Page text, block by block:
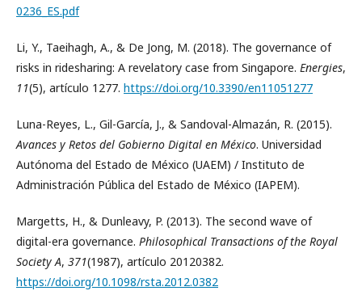
0236_ES.pdf
Li, Y., Taeihagh, A., & De Jong, M. (2018). The governance of
risks in ridesharing: A revelatory case from Singapore. Energies,
11(5), artículo 1277. https://doi.org/10.3390/en11051277
Luna-Reyes, L., Gil-García, J., & Sandoval-Almazán, R. (2015).
Avances y Retos del Gobierno Digital en México. Universidad
Autónoma del Estado de México (UAEM) / Instituto de
Administración Pública del Estado de México (IAPEM).
Margetts, H., & Dunleavy, P. (2013). The second wave of
digital-era governance. Philosophical Transactions of the Royal
Society A, 371(1987), artículo 20120382.
https://doi.org/10.1098/rsta.2012.0382